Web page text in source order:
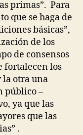
primas”. Para
que se haga de
básicas”,
de los
de consensos
fortalecen los
la otra una
público –
ya que las
que las
.